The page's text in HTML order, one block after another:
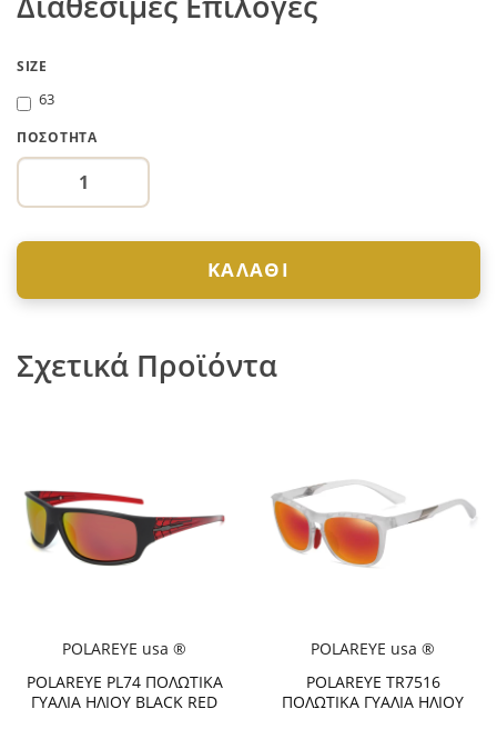
SIZE
63
ΠΟΣΌΤΗΤΑ
ΚΑΛΆΘΙ
Σχετικά Προϊόντα
POLAREYE usa ®
POLAREYE PL74 ΠΟΛΩΤΙΚΑ
ΓΥΑΛΙΑ ΗΛΙΟΥ BLACK RED
POLAREYE usa ®
POLAREYE TR7516
ΠΟΛΩΤΙΚΑ ΓΥΑΛΙΑ ΗΛΙΟΥ